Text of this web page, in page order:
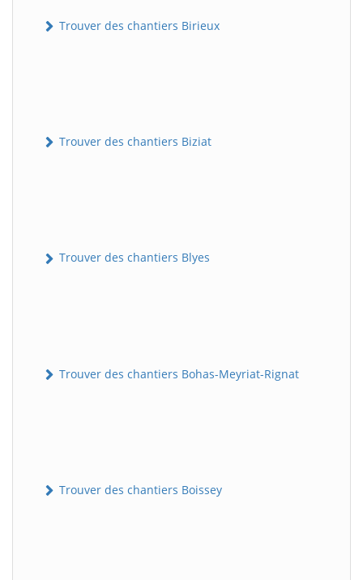
Trouver des chantiers Birieux
Trouver des chantiers Biziat
Trouver des chantiers Blyes
Trouver des chantiers Bohas-Meyriat-Rignat
Trouver des chantiers Boissey